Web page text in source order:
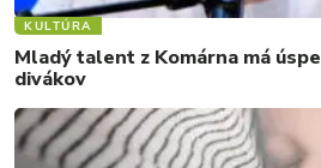
KULTÚRA
Mladý talent z Komárna má
divákov